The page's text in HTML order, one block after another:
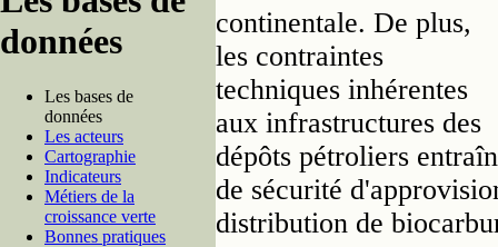
données
Les bases de
données
Les acteurs
Cartographie
Indicateurs
Métiers de la
croissance verte
Bonnes pratiques
continentale. De plus,
les contraintes
techniques inhérentes
aux infrastructures des
dépôts pétroliers
de sécurité
distribution de